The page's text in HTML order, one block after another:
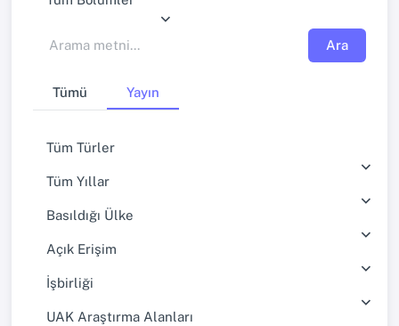
Ara
Tümü Yayın
Tüm Türler
Tüm Yıllar
Basıldığı Ülke
Açık Erişim
İşbirliği
UAK Araştırma Alanları